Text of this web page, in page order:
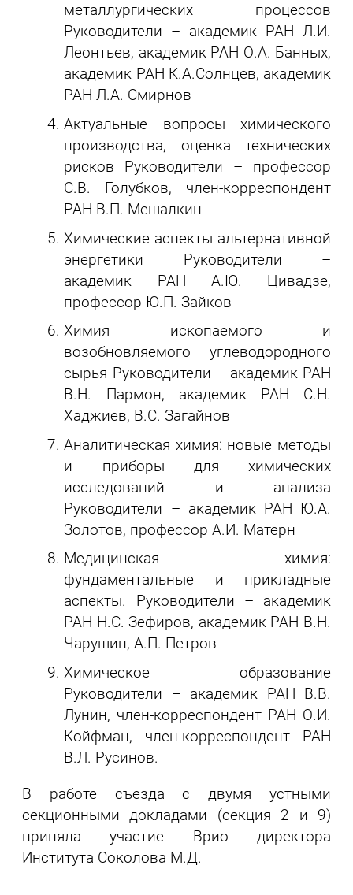
металлургических процессов
Руководители – академик РАН Л.И.
Леонтьев, академик РАН О.А. Банных,
академик РАН К.А.Солнцев, академик
РАН Л.А. Смирнов
Актуальные вопросы химического
производства, оценка технических
рисков Руководители – профессор
С.В. Голубков, член-корреспондент
РАН В.П. Мешалкин
Химические аспекты альтернативной
энергетики Руководители –
академик РАН А.Ю. Цивадзе,
профессор Ю.П. Зайков
Химия ископаемого и
возобновляемого углеводородного
сырья Руководители – академик РАН
В.Н. Пармон, академик РАН С.Н.
Хаджиев, В.С. Загайнов
Аналитическая химия: новые методы
и приборы для химических
исследований и анализа
Руководители – академик РАН Ю.А.
Золотов, профессор А.И. Матерн
Медицинская химия:
фундаментальные и прикладные
аспекты. Руководители – академик
РАН Н.С. Зефиров, академик РАН В.Н.
Чарушин, А.П. Петров
Химическое образование
Руководители – академик РАН В.В.
Лунин, член-корреспондент РАН О.И.
Койфман, член-корреспондент РАН
В.Л. Русинов.
В работе съезда с двумя устными
секционными докладами (секция 2 и 9)
приняла участие Врио директора
Института Соколова М.Д.